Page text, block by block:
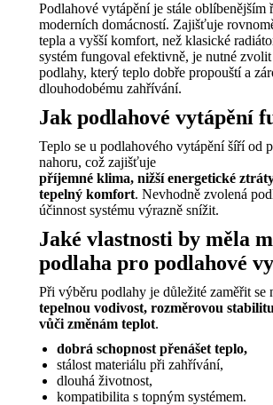
Podlahové vytápění je stále oblíbenějším
moderních domácností. Zajišťuje
tepla a vyšší komfort, než klasické
systém fungoval efektivně, je nutné
podlahy, který teplo dobře propouští a
dlouhodobému zahřívání.
Jak podlahové vytápění
Teplo se u podlahového vytápění šíří od
nahoru, což zajišťuje
příjemné klima, nižší energetické
tepelný komfort. Nevhodně zvolená
účinnost systému výrazně snížit.
Jaké vlastnosti by měla
podlaha pro podlahové
Při výběru podlahy je důležité zaměřit se
tepelnou vodivost, rozměrovou
vůči změnám teplot.
dobrá schopnost přenášet teplo,
stálost materiálu při zahřívání,
dlouhá životnost,
kompatibilita s topným systémem.